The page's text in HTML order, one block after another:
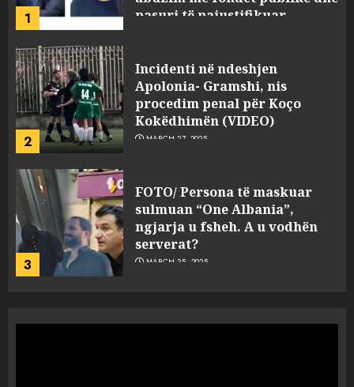
2 MARCH 27, 2025
3
FOTO/ Persona të maskuar
sulmuan “One Albania”,
ngjarja u fsheh. A u vodhën
serverat?
MARCH 25, 2025
4
Prokuroria jep pretencën, ja
çfarë dënimi kërkon për
Mariela dhe Antonela
Berishën
MARCH 25, 2025